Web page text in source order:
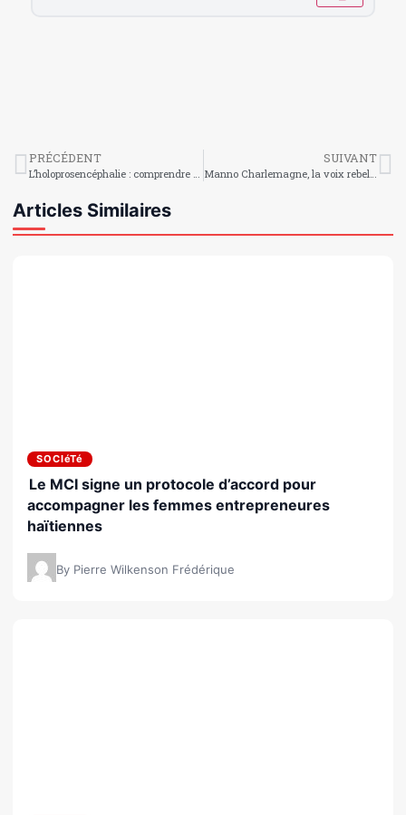
PRÉCÉDENT
L’holoprosencéphalie : comprendre cette maladie cérébrale congénitale
SUIVANT
Manno Charlemagne, la voix rebelle d’Haïti
Articles Similaires
SOCIéTé
Le MCI signe un protocole d’accord pour
accompagner les femmes entrepreneures
haïtiennes
By Pierre Wilkenson Frédérique